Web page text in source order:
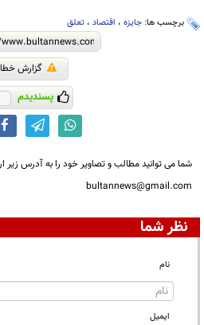
برچسب ها: جایزه ، اقتصاد ، تعلق
گزارش خطا
پسندیدم
شما می توانید مطالب و تصاویر خود را به آدرس زیر
bultannews@gmail.com
نظر شما
نام
ایمیل